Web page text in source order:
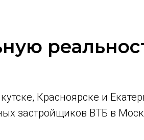
Красноярске и
застройщиков ВТБ в